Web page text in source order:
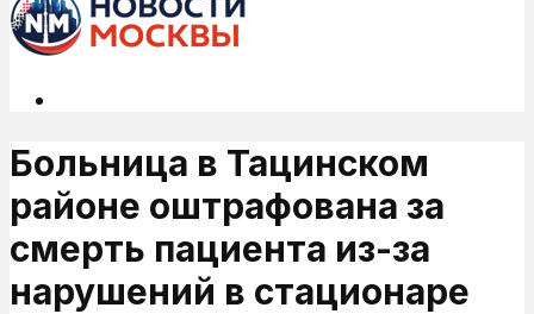
Больница в Тацинском
районе оштрафована за
смерть пациента из-за
нарушений в стационаре